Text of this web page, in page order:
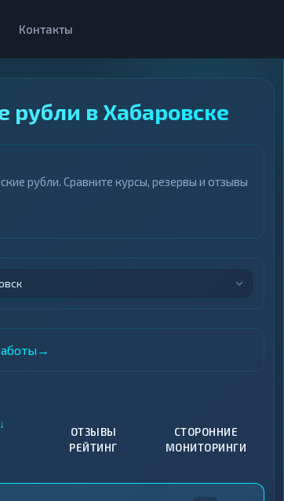
Контакты
рубли в Хабаровске
рубли. Сравните курсы, резервы и отзывы
→
↓
ОТЗЫВЫ
РЕЙТИНГ
СТОРОННИЕ
МОНИТОРИНГИ